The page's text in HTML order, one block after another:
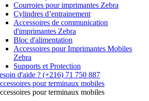
Courroies pour imprimantes Zebra
Cylindres d’entrainement
Accessoires de communication
d'imprimantes Zebra
Bloc d'alimentation
Accessoires pour Imprimantes Mobiles
Zebra
Supports et Protection
d'aide ? (+216) 71 750 887
pour terminaux mobiles
pour terminaux mobiles